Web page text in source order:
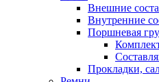
Внешние
Внутренние
Поршневая
Прокладки,